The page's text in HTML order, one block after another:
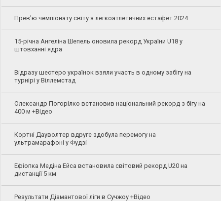
Прев'ю чемпіонату світу з легкоатлетичних естафет 2024
15-річна Ангеліна Шепель оновила рекорд України U18 у
штовханні ядра
Відразу шестеро українок взяли участь в одному забігу на
турнірі у Віллемстад
Олександр Погорілко встановив національний рекорд з бігу на
400 м +Відео
Кортні Дауволтер вдруге здобула перемогу на
ультрамарафоні у Фудзі
Ефіопка Медіна Ейса встановила світовий рекорд U20 на
дистанції 5 км
Результати Діамантової ліги в Сучжоу +Відео